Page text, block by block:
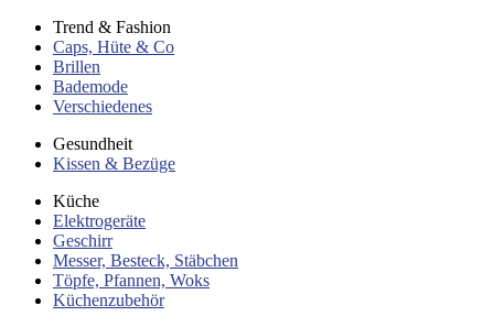
Trend & Fashion
Caps, Hüte & Co
Brillen
Bademode
Verschiedenes
Gesundheit
Kissen & Bezüge
Küche
Elektrogeräte
Geschirr
Messer, Besteck, Stäbchen
Töpfe, Pfannen, Woks
Küchenzubehör